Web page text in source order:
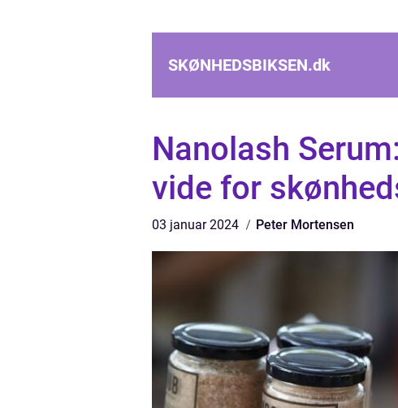
SKØNHEDSBIKSEN.dk
Nanolash
vide for
03 januar 2024 Peter Mortensen